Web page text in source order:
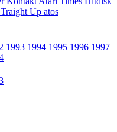
Up atos
1993 1994 1995 1996 1997